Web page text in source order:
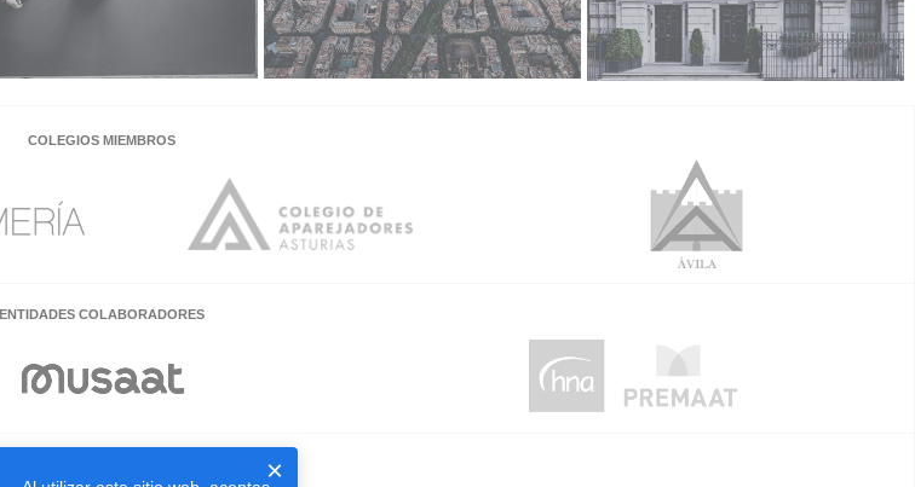
COLEGIOS MIEMBROS
ENTIDADES COLABORADORES
×